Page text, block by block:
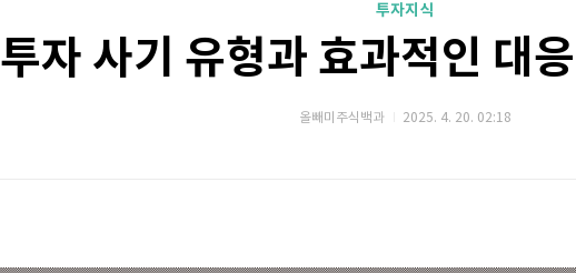
투자지식
투자 사기 유형과 효과적인 대
올빼미주식백과 2025. 4. 20. 02:18